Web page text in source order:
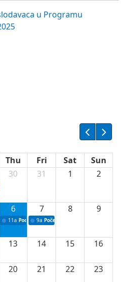
u Programu
Thu Fri Sat
Sun
ugovora sa neprofitnim
30 31 1 2
ugovora o stipendijama za
6
11a Podrška razvoju vodne infrastrukture u
7
9a Početak izgradnje nove
8 9
13 14 15 16
20 21 22 23